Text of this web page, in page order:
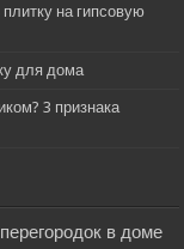
на гипсовую
для дома
3 признака
в доме